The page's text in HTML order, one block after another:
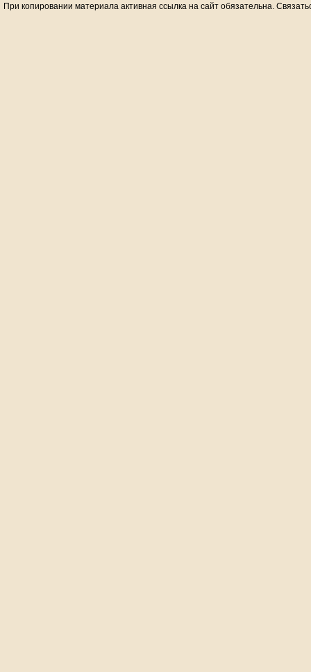
При копировании материала активная ссылка на сайт обязательна.